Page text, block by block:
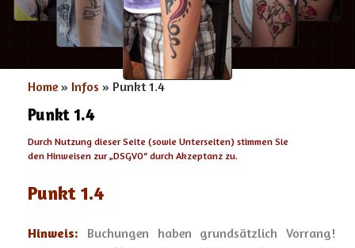
Home » Infos » Punkt 1.4
Punkt 1.4
Durch Nutzung dieser Seite (sowie Unterseiten) stimmen Sie
den Hinweisen zur „DSGVO“ durch Akzeptanz zu.
Punkt 1.4
Hinweis:
Buchungen haben grundsätzlich Vorrang!